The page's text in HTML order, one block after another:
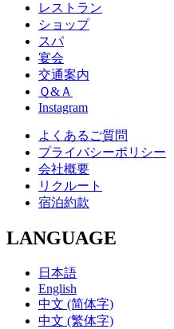
レストラン
ショップ
スパ
宴会
交通案内
Ｑ&Ａ
Instagram
よくあるご質問
プライバシーポリシー
会社概要
リクルート
宿泊約款
LANGUAGE
日本語
English
中文 (简体字)
中文 (繁体字)